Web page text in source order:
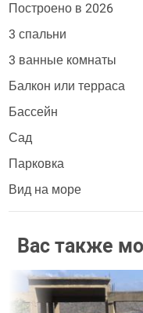
Построено в 2026
3 спальни
3 ванные комнаты
Балкон или терраса
Бассейн
Сад
Парковка
Вид на море
Вас также